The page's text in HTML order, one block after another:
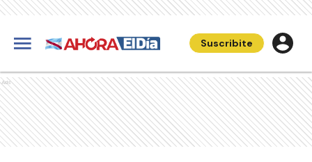
Suscribite
Ads